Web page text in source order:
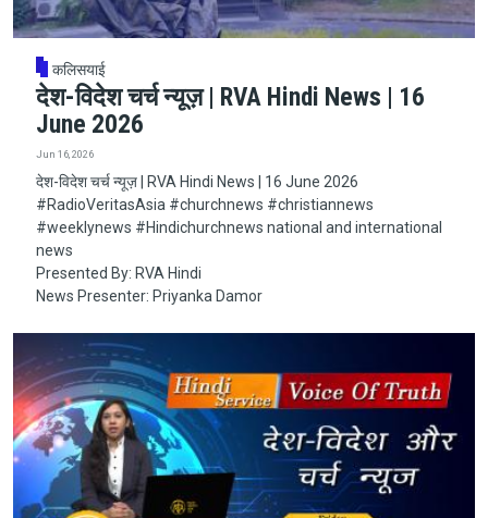
कलिसयाई
देश-विदेश चर्च न्यूज़ | RVA Hindi News | 16
June 2026
Jun 16, 2026
देश-विदेश चर्च न्यूज़ | RVA Hindi News | 16 June 2026
#RadioVeritasAsia​​​​​ #churchnews​​​​​ #christiannews​​​​​
#weeklynews​ #Hindichurchnews national and international
news
Presented By: RVA Hindi
News Presenter: Priyanka Damor